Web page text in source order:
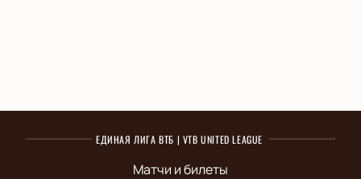
ЕДИНАЯ ЛИГА ВТБ | VTB UNITED LEAGUE
Матчи и билеты